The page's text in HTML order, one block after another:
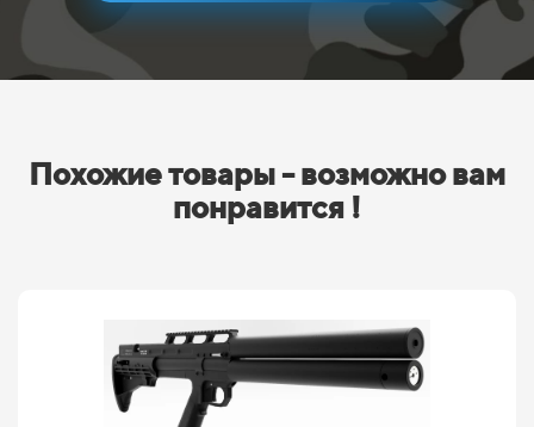
Похожие товары - возможно вам
понравится !